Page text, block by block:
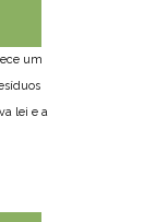
um
lei e a